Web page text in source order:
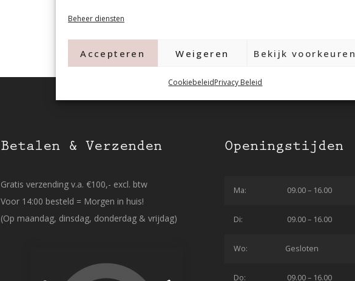
Beheer diensten
Accepteren Weigeren Bekijk voorkeuren
CookiebeleidPrivacy Beleid
Betalen & Verzenden
Gratis verzending v.a. €100,- excl. btw
Voor 14:00 besteld = Morgen in huis!
(Op maandag, dinsdag, donderdag & vrijdag)
Openingstijden
Ma: 09.00 – 16.00
Di: 09.00 – 16.00
Wo: Gesloten
Do: 09.00 – 16.00